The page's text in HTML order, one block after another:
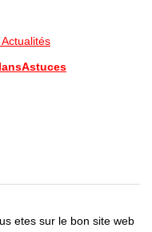
etes sur le bon site web